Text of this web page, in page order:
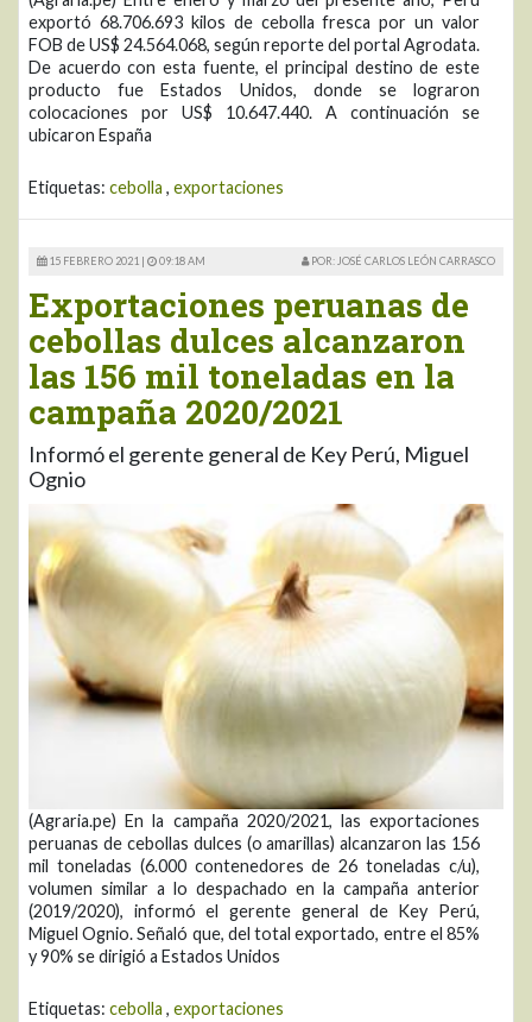
exportó 68.706.693 kilos de cebolla fresca por un valor
FOB de US$ 24.564.068, según reporte del portal Agrodata.
De acuerdo con esta fuente, el principal destino de este
producto fue Estados Unidos, donde se lograron
colocaciones por US$ 10.647.440. A continuación se
ubicaron España
Etiquetas: cebolla , exportaciones
15 FEBRERO 2021 | 09:18 AM POR: JOSÉ CARLOS LEÓN CARRASCO
Exportaciones peruanas de
cebollas dulces alcanzaron
las 156 mil toneladas en la
campaña 2020/2021
Informó el gerente general de Key Perú, Miguel
Ognio
(Agraria.pe) En la campaña 2020/2021, las exportaciones
peruanas de cebollas dulces (o amarillas) alcanzaron las 156
mil toneladas (6.000 contenedores de 26 toneladas c/u),
volumen similar a lo despachado en la campaña anterior
(2019/2020), informó el gerente general de Key Perú,
Miguel Ognio. Señaló que, del total exportado, entre el 85%
y 90% se dirigió a Estados Unidos
Etiquetas: cebolla , exportaciones